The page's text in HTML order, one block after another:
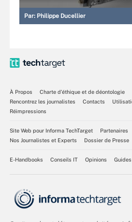
Par: Philippe Ducellier
À Propos
Charte d’éthique et de déontologie
Rencontrez les journalistes
Contacts
Réimpressions
Site Web pour Informa TechTarget Partenaires
Nos Journalistes et Experts
Dossier de Presse
E-Handbooks Conseils IT Opinions